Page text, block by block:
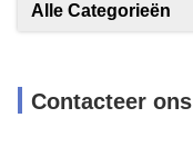
Alle Categorieën
Contacteer ons